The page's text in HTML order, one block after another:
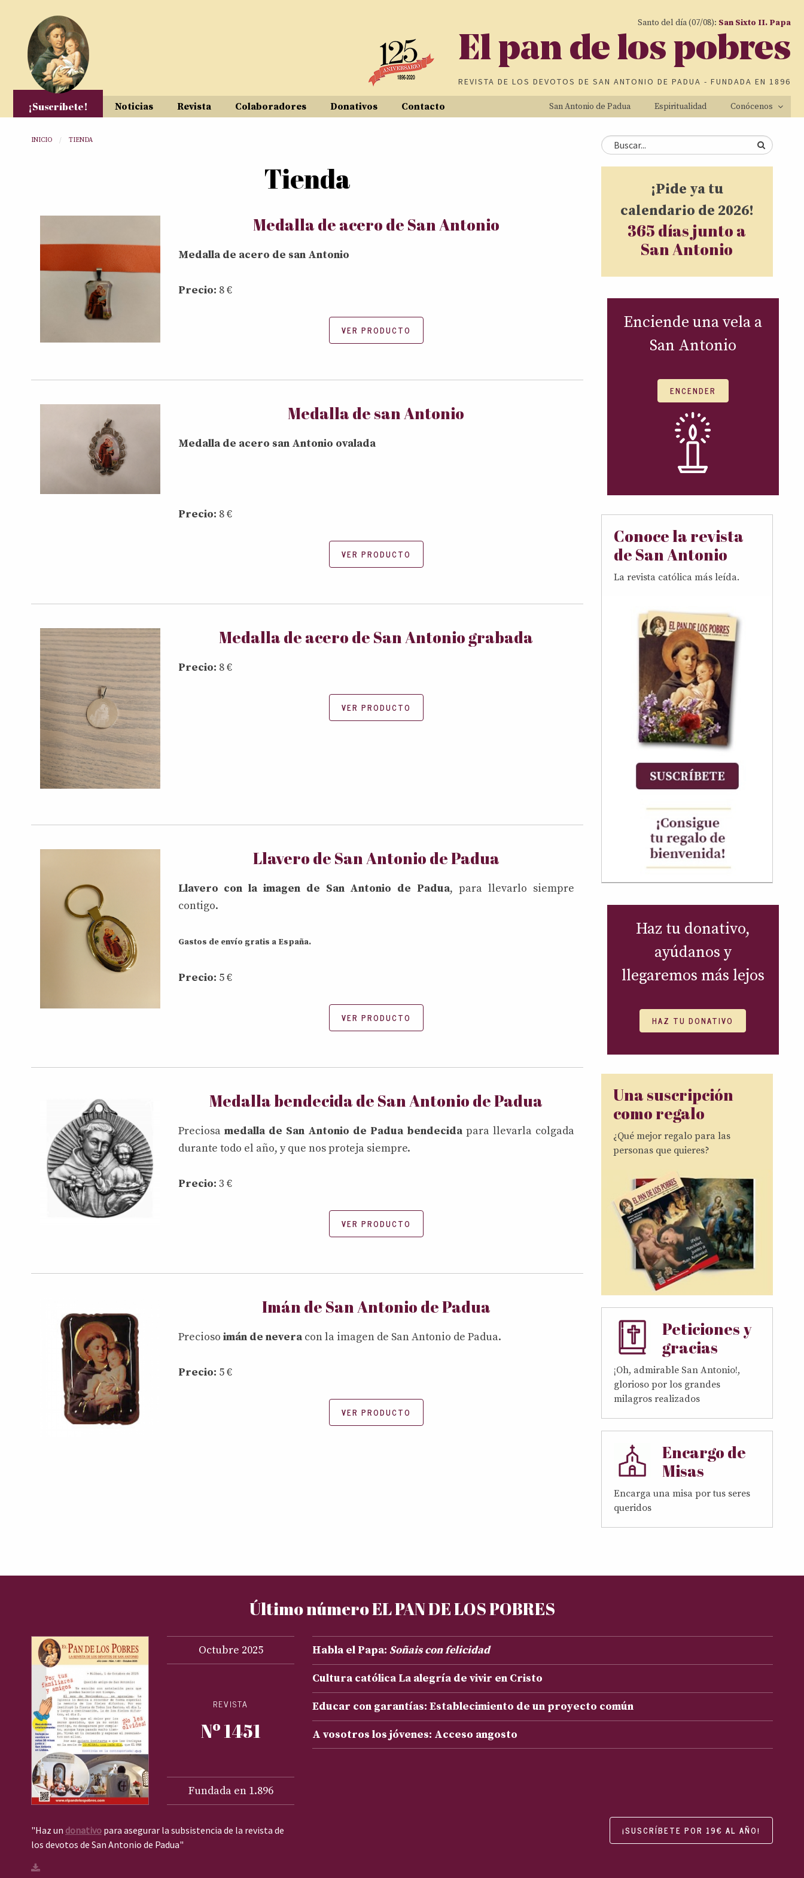
Santo del día (07/08): San Sixto II. Papa
El pan de los pobres
REVISTA DE LOS DEVOTOS DE SAN ANTONIO DE PADUA - FUNDADA EN 1896
¡Suscríbete! Noticias Revista Colaboradores Donativos Contacto San Antonio de Padua Espiritualidad Conócenos
Usted está aquí
INICIO TIENDA
Tienda
Medalla de acero de San Antonio
Medalla de acero de san Antonio
Precio: 8 €
VER PRODUCTO
Medalla de san Antonio
Medalla de acero san Antonio ovalada
Precio: 8 €
VER PRODUCTO
Medalla de acero de San Antonio grabada
Precio: 8 €
VER PRODUCTO
Llavero de San Antonio de Padua
Llavero con la imagen de San Antonio de Padua, para llevarlo siempre
contigo.
Gastos de envío gratis a España.
Precio: 5 €
VER PRODUCTO
Medalla bendecida de San Antonio de Padua
Preciosa medalla de San Antonio de Padua bendecida para llevarla colgada
durante todo el año, y que nos proteja siempre.
Precio: 3 €
VER PRODUCTO
Imán de San Antonio de Padua
Precioso imán de neveracon la imagen de San Antonio de Padua.
Precio: 5 €
VER PRODUCTO
Formulario de
búsqueda
Buscar
¡Pide ya tu
calendario de 2026!
365 días junto a
San Antonio
Enciende una vela a
San Antonio
ENCENDER
Conoce la revista
de San Antonio
La revista católica más leída.
Haz tu donativo,
ayúdanos y
llegaremos más lejos
HAZ TU DONATIVO
Una suscripción
como regalo
¿Qué mejor regalo para las
personas que quieres?
Peticiones y
gracias
¡Oh, admirable San Antonio!,
glorioso por los grandes
milagros realizados
Encargo de
Misas
Encarga una misa por tus seres
queridos
Último número EL PAN DE LOS POBRES
Octubre 2025
REVISTA
Nº 1451
Fundada en 1.896
Habla el Papa: Soñais con felicidad
Cultura católica La alegría de vivir en Cristo
Educar con garantías: Establecimiento de un proyecto común
A vosotros los jóvenes: Acceso angosto
"Haz un donativo para asegurar la subsistencia de la revista de
los devotos de San Antonio de Padua"
¡SUSCRÍBETE POR 19€ AL AÑO!